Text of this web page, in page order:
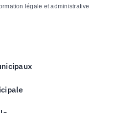
légale et administrative